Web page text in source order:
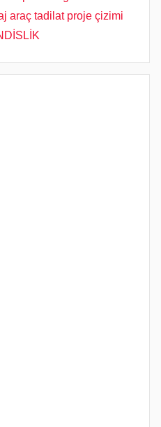
araç tadilat proje çizimi